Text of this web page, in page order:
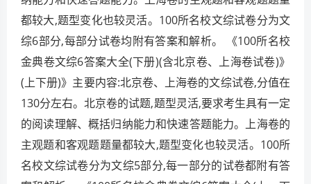
都较大,题型变化也较灵活。100所名校文综试卷分为文
综6部分,每部分试卷均附有答案和解析。 《100所名校
金典卷文综6答案大全(下册)(含北京卷、上海卷试卷)》
(上下册)》主要内容:北京卷、上海卷的文综试卷,分值在
130分左右。北京卷的试题,题型灵活,要求考生具有一定
的阅读理解、概括归纳能力和快速答题能力。上海卷的
主观题和客观题题量都较大,题型变化也较灵活。100所
名校文综试卷分为文综5部分,每一部分的试卷都附有答